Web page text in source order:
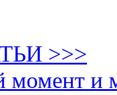
>>>
момент и